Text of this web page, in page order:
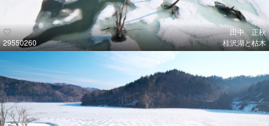
29550260
田中 正秋
桂沢湖と枯木